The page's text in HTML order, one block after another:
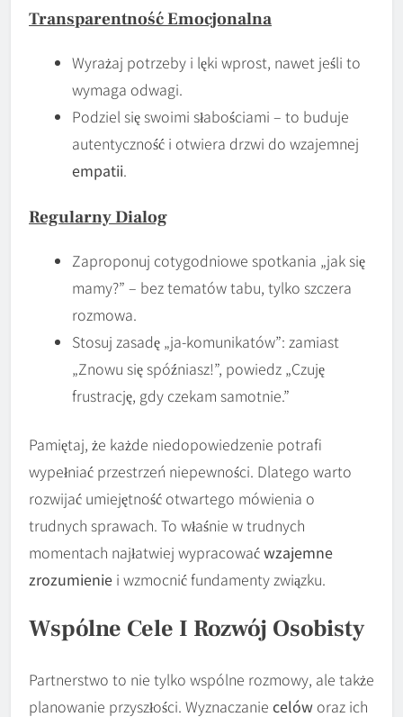
Transparentność Emocjonalna
Wyrażaj potrzeby i lęki wprost, nawet jeśli to
wymaga odwagi.
Podziel się swoimi słabościami – to buduje
autentyczność i otwiera drzwi do wzajemnej
empatii.
Regularny Dialog
Zaproponuj cotygodniowe spotkania „jak się
mamy?” – bez tematów tabu, tylko szczera
rozmowa.
Stosuj zasadę „ja-komunikatów”: zamiast
„Znowu się spóźniasz!”, powiedz „Czuję
frustrację, gdy czekam samotnie.”
Pamiętaj, że każde niedopowiedzenie potrafi
wypełniać przestrzeń niepewności. Dlatego warto
rozwijać umiejętność otwartego mówienia o
trudnych sprawach. To właśnie w trudnych
momentach najłatwiej wypracowaćwzajemne
zrozumienie i wzmocnić fundamenty związku.
Wspólne Cele I Rozwój Osobisty
Partnerstwo to nie tylko wspólne rozmowy, ale także
planowanie przyszłości. Wyznaczanie celów oraz ich